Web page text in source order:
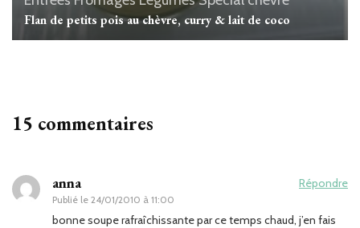
Flan de petits pois au chèvre, curry & lait de coco
15 commentaires
anna
Publié le 24/01/2010 à 11:00
Répondre
bonne soupe rafraîchissante par ce temps chaud, j’en fais